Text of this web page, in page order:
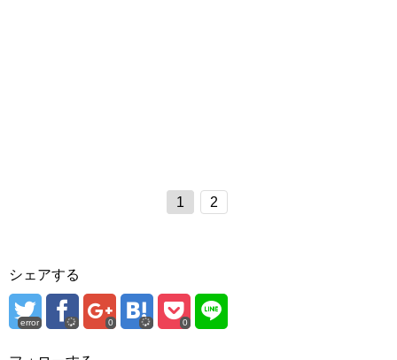
1 2
シェアする
error 0 0